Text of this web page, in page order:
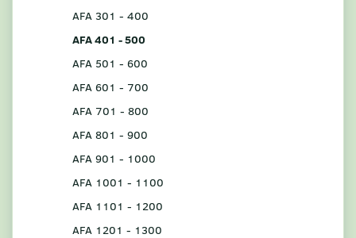
AFA 301 - 400
AFA 401 - 500
AFA 501 - 600
AFA 601 - 700
AFA 701 - 800
AFA 801 - 900
AFA 901 - 1000
AFA 1001 - 1100
AFA 1101 - 1200
AFA 1201 - 1300